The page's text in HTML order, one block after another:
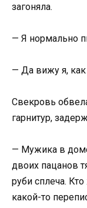
загоняла.
— Я нормально
— Да вижу я,
Свекровь
гарнитур,
— Мужика в
двоих пацанов
руби сплеча.
какой-то